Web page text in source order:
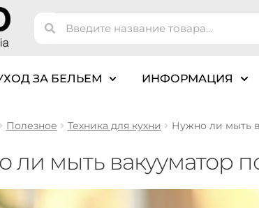
ЗА БЕЛЬЕМ ИНФОРМАЦИЯ
Полезное Техника для кухни Нужно ли мыть
ли мыть вакууматор